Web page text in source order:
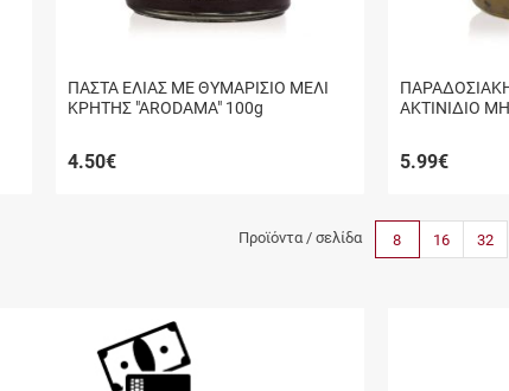
ΠΑΣΤΑ ΕΛΙΑΣ ΜΕ ΘΥΜΑΡΙΣΙΟ ΜΕΛΙ
ΚΡΗΤΗΣ "ARODAMA" 100g
4.50€
ΑΚΤΙΝΙΔΙΟ
5.99€
Προϊόντα / σελίδα 8 16 32